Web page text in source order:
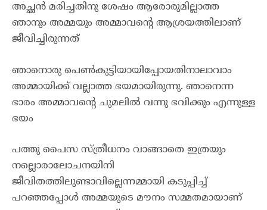
അച്ഛൻ മരിച്ചതിനു ശേഷം ആരോരുമില്ലാത്ത
ഞാനും അമ്മയും അമ്മാവന്റെ ആശ്രയത്തിലാണ്
ജീവിച്ചിരുന്നത്
ഞാനൊരു പെൺകുട്ടിയായിപ്പോയതിനാലാവാം
അമ്മായിക്ക് വല്ലാത്ത ഭയമായിരുന്നു. ഞാനെന്ന
ഭാരം അമ്മാവന്റെ ചുമലിൽ വന്നു ഭവിക്കും എന്നുള്ള
ഭയം
പത്തു പൈസ സ്ത്രീധനം വാങ്ങാതെ ഇത്രയും
നല്ലൊരാലോചനയിനി
ജീവിതത്തിലുണ്ടാവില്ലെന്നമ്മായി കടുപ്പിച്ച്
പറഞ്ഞപ്പോൾ അമ്മയുടെ മൗനം സമ്മതമായാണ്